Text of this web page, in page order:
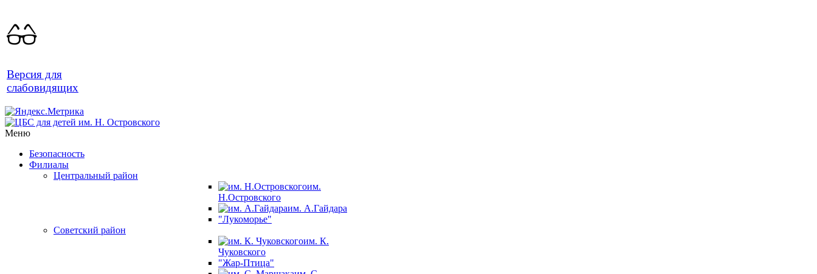
Версия для
слабовидящих
Меню
Безопасность
Филиалы
Центральный район
им.
Н.Островского
им. А.Гайдара
"Лукоморье"
Советский район
им. К.
Чуковского
"Жар-Птица"